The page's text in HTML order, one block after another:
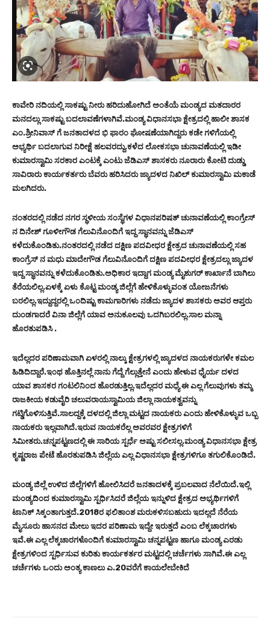
ಕಾವೇರಿ ನದಿಯಲ್ಲಿ ಸಾಕಷ್ಟು ನೀರು ಹರಿದುಹೋಗಿದೆ ಅಂತೆಯೆ ಮಂಡ್ಯದ ಮತದಾರರ
ಮನದಲ್ಲು ಸಾಕಷ್ಟು ಬದಲಾವಣೆಗಳಾಗಿವೆ.ಮಂಡ್ಯ ವಿಧಾನಸಭಾ ಕ್ಷೇತ್ರದಲ್ಲಿ ಹಾಲೀ ಶಾಸಕ
ಎಂ.ಶ್ರೀನಿವಾಸ್ ಗೆ ಜನತಾದಳದ ಭಿ ಫಾರಂ ಘೋಷಣೆಯಾಗಿದ್ದರು ಕಡೇ ಗಳಿಗೆಯಲ್ಲಿ
ಅಭ್ಯರ್ಥಿ ಬದಲಾಗುವ ನಿರೀಕ್ಷೆ ಹಲವರದ್ದು.ಕಳೆದ ಲೋಕಸಭಾ ಚುನಾವಣೆಯಲ್ಲಿ ಇಡೀ
ಕುಮಾರಸ್ವಾಮಿ ಸರಕಾರ ಎಂಟಕ್ಕೆ ಎಂಟು ಜೆಡಿಎಸ್ ಶಾಸಕರು ನೂರಾರು ಕೋಟಿ ದುಡ್ಡು
ಸಾವಿರಾರು ಕಾರ್ಯಕರ್ತರು ಬೆವರು ಹರಿಸಿದರು ಜ್ಯಾದಳದ ನಿಖಿಲ್ ಕುಮಾರಸ್ವಾಮಿ ಮಕಾಡೆ
ಮಲಗಿದರು.
ನಂತರದಲ್ಲಿ ನಡೆದ ನಗರ ಸ್ಥಳೀಯ ಸಂಸ್ಥೆಗಳ ವಿಧಾನಪರಿಷತ್ ಚುನಾವಣೆಯಲ್ಲಿ ಕಾಂಗ್ರೇಸ್
ನ ದಿನೇಶ್ ಗೂಳೀಗೌಡ ಗೆಲುವಿನೊಂದಿಗೆ ಇದ್ದ ಸ್ಥಾನವನ್ನು ಜೆಡಿಎಸ್
ಕಳೆದುಕೊಂಡಿತು.ನಂತರದಲ್ಲಿ ನಡೆದ ದಕ್ಷಿಣ ಪದವೀಧರ ಕ್ಷೇತ್ರದ ಚುನಾವಣೆಯಲ್ಲಿ ಸಹ
ಕಾಂಗ್ರೆಸ್ ನ ಮಧು ಮಾದೇಗೌಡ ಗೆಲುವಿನೊಂದಿಗೆ ದಕ್ಷಿಣ ಪದವೀಧರ ಕ್ಷೇತ್ರದಲ್ಲು ಜ್ಯಾದಳ
ಇದ್ದ ಸ್ಥಾನವನ್ನು ಕಳೆದುಕೊಂಡಿತು.ಅಧಿಕಾರ ಇದ್ದಾಗ ಮಂಡ್ಯ ಮೈಶುಗರ್ ಕಾರ್ಖಾನೆ ಬಾಗಿಲು
ತೆರೆಯಲಿಲ್ಲ.ಏಳಕ್ಕೆ ಏಳು ಕೊಟ್ಟ ಮಂಡ್ಯ ಜಿಲ್ಲೆಗೆ ಹೇಳಿಕೊಳ್ಳುವಂತ ಯೋಜನೆಗಳು
ಬರಲಿಲ್ಲ.ಇದ್ದುದ್ದರಲ್ಲಿ ಒಂದಿಷ್ಟು ಕಾಮಗಾರಿಗಳು ನಡೆದು ಜ್ಯಾದಳ ಶಾಸಕರು ಅವರ ಆಪ್ತರು
ದುಂಡಗಾದರೆ ವಿನಾ ಜಿಲ್ಲೆಗೆ ಯಾವ ಅನುಕೂಲವು ಒದಗಿಬರಲಿಲ್ಲ.ಸಾಲ ಮನ್ನಾ
ಹೊರತುಪಡಿಸಿ .
ಇದೆಲ್ಲದರ ಪರಿಣಾಮವಾಗಿ ಏಳರಲ್ಲಿ ನಾಲ್ಕು ಕ್ಷೇತ್ರಗಳಲ್ಲಿ ಜ್ಯಾದಳದ ನಾಯಕರುಗಳೇ ಕಮಲ
ಹಿಡಿದಿದ್ದಾರೆ.ಇಂಥ ಹೊತ್ತಿನಲ್ಲೆ ನಾನು ಗೆದ್ದೆ ಗೆಲ್ಲುತ್ತೇನೆ ಎಂದು ಹೇಳುವ ಧೈರ್ಯ ದಳದ
ಯಾವ ಶಾಸಕರ ಗಂಟಲಿನಿಂದ ಹೊರಡುತ್ತಿಲ್ಲ.ಇದೆಲ್ಲದರ ಮಧ್ಯೆ ಈ ಎಲ್ಲ ಗೆಲುವುಗಳು ತಮ್ಮ
ರಾಜಕೀಯ ಕಡುವೈರಿ ಚಲುವರಾಯಸ್ವಾಮಿಯ ಜಿಲ್ಲಾ ನಾಯಕತ್ವವನ್ನು
ಗಟ್ಡಿಗೊಳಿಸುತ್ತಿವೆ.ಸಾಲದ್ದಕ್ಕೆ ದಳದಲ್ಲಿ ಜಿಲ್ಲಾ ಮಟ್ಟದ ನಾಯಕರು ಎಂದು ಹೇಳಿಕೊಳ್ಳುವ ಒಬ್ಬ
ನಾಯಕರು ಇಲ್ಲವಾಗಿದೆ.ಇರುವ ನಾಯಕರೆಲ್ಲ ಅವರವರ ಕ್ಷೇತ್ರಗಳಿಗೆ
ಸಿಮೀತರು.ಚನ್ನಪಟ್ಟಣದಲ್ಲಿ ಈ ಸಾರಿಯ ಸ್ಪರ್ಧೆ ಅಷ್ಟು ಸಲೀಸಲ್ಲ.ಮಂಡ್ಯ ವಿಧಾನಸಭಾ ಕ್ಷೇತ್ರ
ಕೃಷ್ಣರಾಜ ಪೇಟೆ ಹೊರತುಪಡಿಸಿ ಜಿಲ್ಲೆಯ ಎಲ್ಲ ವಿಧಾನಸಭಾ ಕ್ಷೇತ್ರಗಳಿಗೂ ತಗುಲಿಕೊಂಡಿದೆ.
ಮಂಡ್ಯ ಜಿಲ್ಲೆ ಉಳಿದ ಜಿಲ್ಲೆಗಳಿಗೆ ಹೋಲಿಸಿದರೆ ಜನತಾದಳಕ್ಕೆ ಪ್ರಬಲವಾದ ನೆಲೆಯಿದೆ.ಇಲ್ಲಿ
ಮಂಡ್ಯದಿಂದ ಕುಮಾರಸ್ವಾಮಿ ಸ್ಪರ್ಧಿಸಿದರೆ ಜಿಲ್ಲೆಯ ಇನ್ನುಳಿದ ಕ್ಷೇತ್ರದ ಅಭ್ಯರ್ಥಿಗಳಿಗೆ
ಟಾನಿಕ್ ಸಿಕ್ಕಂತಾಗುತ್ತದೆ.2018ರ ಫಲಿತಾಂಶ ಮರುಕಳಿಸಬಹುದು ಇದಲ್ಲದೆ ನೆರೆಯ
ಮೈಸೂರು ಹಾಸನದ ಮೇಲು ಇದರ ಪರಿಣಾಮ ಇದ್ದೇ ಇರುತ್ತದೆ ಎಂಬ ಲೆಕ್ಕಚಾರಗಳು
ಇವೆ.ಈ ಎಲ್ಲ ಲೆಕ್ಕಚಾರಗಳೊಂದಿಗೆ ಕುಮಾರಸ್ವಾಮಿ ಚನ್ನಪಟ್ಟಣ ಹಾಗೂ ಮಂಡ್ಯ ಎರಡು
ಕ್ಷೇತ್ರಗಳಿಂದ ಸ್ಪರ್ಧಿಸುವ ಕುರಿತು ಕಾರ್ಯಕರ್ತರ ಮಟ್ಟದಲ್ಲಿ ಚರ್ಚೆಗಳು ಸಾಗಿವೆ.ಈ ಎಲ್ಲ
ಚರ್ಚೆಗಳು ಒಂದು ಅಂತ್ಯ ಕಾಣಲು ಎ.20ವರೆಗೆ ಕಾಯಲೇಬೇಕಿದೆ